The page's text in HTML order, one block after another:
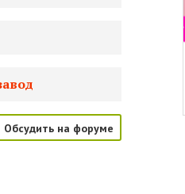
Обсудить на форуме